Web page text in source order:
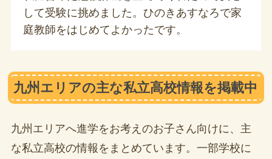
して受験に挑めました。ひのきあすなろで家
庭教師をはじめてよかったです。
九州エリアの主な私立高校情報を掲載中
九州エリアへ進学をお考えのお子さん向けに、主
な私立高校の情報をまとめています。一部学校に